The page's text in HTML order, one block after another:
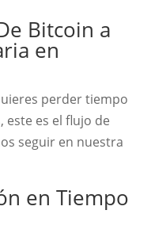
Bitcoin a
en
perder tiempo
es el flujo de
seguir en nuestra
en Tiempo